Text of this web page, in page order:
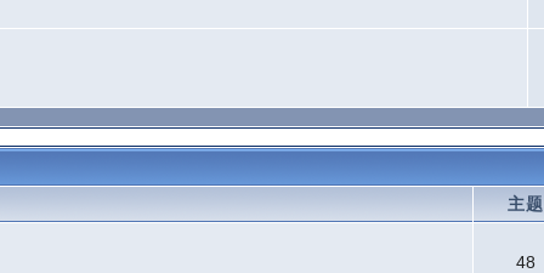
主题
48